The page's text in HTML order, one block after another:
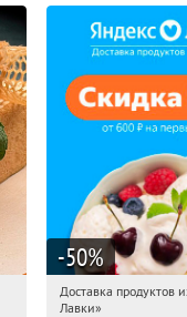
-50%
16:39:54
Доставка продуктов
Лавки»